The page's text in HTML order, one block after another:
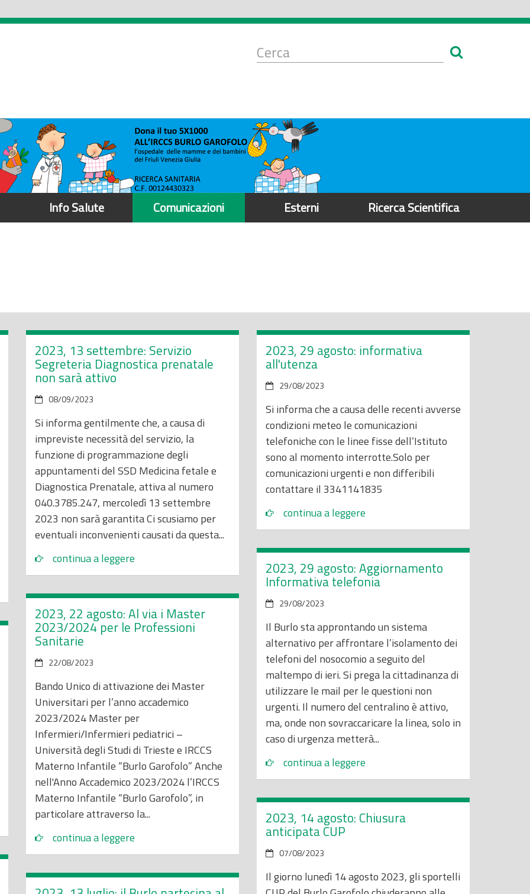
Form
di
Info Salute Comunicazioni Esterni Ricerca Scientifica
2023, 13 settembre: Servizio
Segreteria Diagnostica prenatale
non sarà attivo
08/09/2023
Si informa gentilmente che, a causa di
impreviste necessità del servizio, la
funzione di programmazione degli
appuntamenti del SSD Medicina fetale e
Diagnostica Prenatale, attiva al numero
040.3785.247, mercoledì 13 settembre
2023 non sarà garantita Ci scusiamo per
eventuali inconvenienti causati da questa...
continua a leggere
2023, 29 agosto: informativa
all'utenza
29/08/2023
Si informa che a causa delle recenti avverse
condizioni meteo le comunicazioni
telefoniche con le linee fisse dell’Istituto
sono al momento interrotte.Solo per
comunicazioni urgenti e non differibili
contattare il 3341141835
continua a leggere
2023, 29 agosto: Aggiornamento
Informativa telefonia
29/08/2023
Il Burlo sta approntando un sistema
alternativo per affrontare l’isolamento dei
telefoni del nosocomio a seguito del
maltempo di ieri. Si prega la cittadinanza di
utilizzare le mail per le questioni non
urgenti. Il numero del centralino è attivo,
ma, onde non sovraccaricare la linea, solo in
caso di urgenza metterà...
continua a leggere
2023, 22 agosto: Al via i Master
2023/2024 per le Professioni
Sanitarie
22/08/2023
Bando Unico di attivazione dei Master
Universitari per l’anno accademico
2023/2024 Master per
Infermieri/Infermieri pediatrici –
Università degli Studi di Trieste e IRCCS
Materno Infantile “Burlo Garofolo” Anche
nell'Anno Accademico 2023/2024 l’IRCCS
Materno Infantile “Burlo Garofolo”, in
particolare attraverso la...
continua a leggere
2023, 14 agosto: Chiusura
anticipata CUP
07/08/2023
Il giorno lunedì 14 agosto 2023, gli sportelli